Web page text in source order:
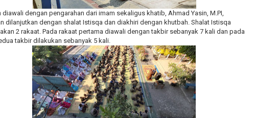
diawali dengan pengarahan dari imam sekaligus khatib, Ahmad Yasin, M.PI,
dilanjutkan dengan shalat Istisqa dan diakhiri dengan khutbah. Shalat Istisqa
2 rakaat. Pada rakaat pertama diawali dengan takbir sebanyak 7 kali dan pada
takbir dilakukan sebanyak 5 kali.